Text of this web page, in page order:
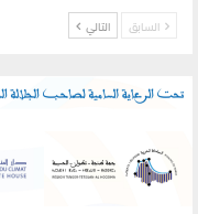
السابق التالي